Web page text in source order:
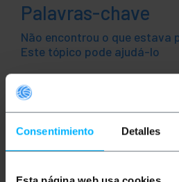
Consentimiento Detalles
Palavras-chave
Não encontrou o que estava
Este tópico pode ajudá-lo
poder dados cabo